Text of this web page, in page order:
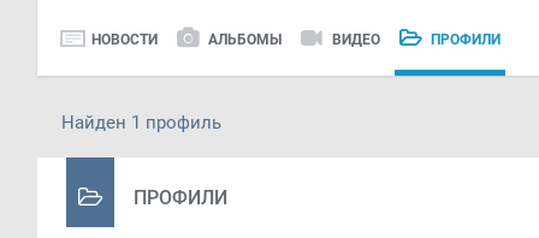
НОВОСТИ АЛЬБОМЫ ВИДЕО ПРОФИЛИ
Найден 1 профиль
ПРОФИЛИ